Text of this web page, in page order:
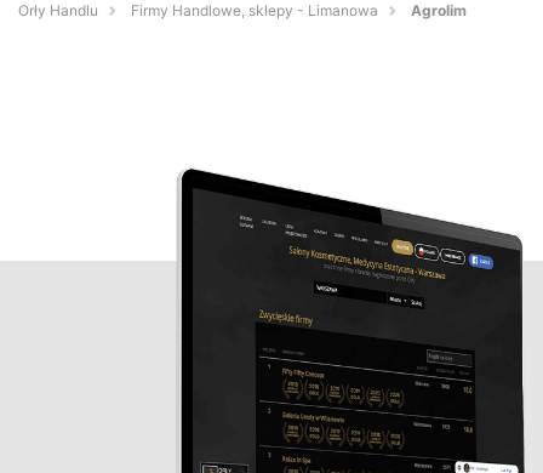
Orły Handlu Firmy Handlowe, sklepy - Limanowa Agrolim